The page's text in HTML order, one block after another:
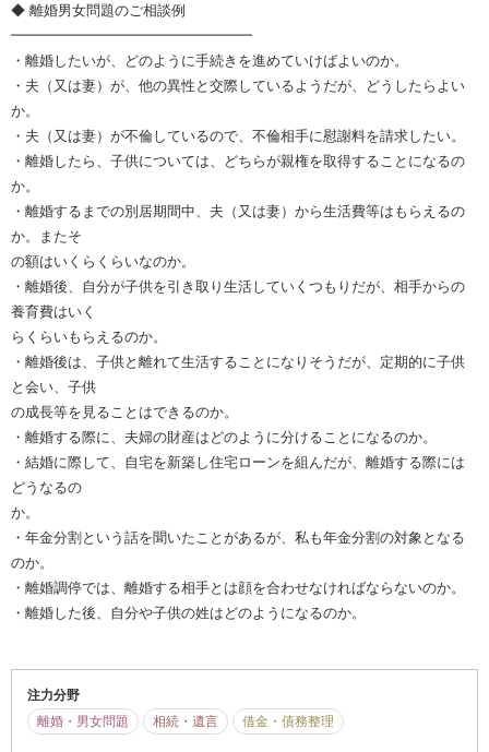
◆ 離婚男女問題のご相談例
━━━━━━━━━━━━━━━━━
・離婚したいが、どのように手続きを進めていけばよいのか。
・夫（又は妻）が、他の異性と交際しているようだが、どうしたらよい
か。
・夫（又は妻）が不倫しているので、不倫相手に慰謝料を請求したい。
・離婚したら、子供については、どちらが親権を取得することになるの
か。
・離婚するまでの別居期間中、夫（又は妻）から生活費等はもらえるの
か。またそ
の額はいくらくらいなのか。
・離婚後、自分が子供を引き取り生活していくつもりだが、相手からの
養育費はいく
らくらいもらえるのか。
・離婚後は、子供と離れて生活することになりそうだが、定期的に子供
と会い、子供
の成長等を見ることはできるのか。
・離婚する際に、夫婦の財産はどのように分けることになるのか。
・結婚に際して、自宅を新築し住宅ローンを組んだが、離婚する際には
どうなるの
か。
・年金分割という話を聞いたことがあるが、私も年金分割の対象となる
のか。
・離婚調停では、離婚する相手とは顔を合わせなければならないのか。
・離婚した後、自分や子供の姓はどのようになるのか。
注力分野
離婚・男女問題
相続・遺言 借金・債務整理